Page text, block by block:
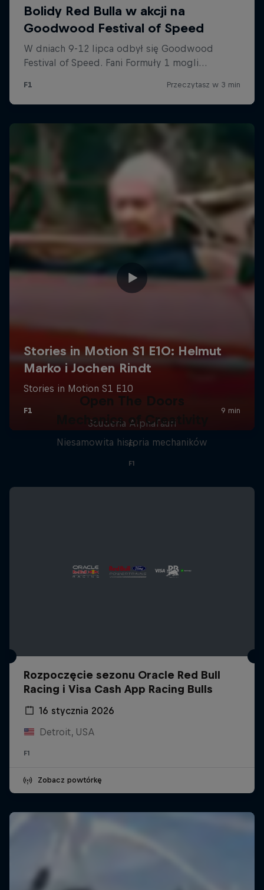
Open The Doors
Scuderia AlphaTauri
F1
Mechanics of Creativity
Niesamowita historia mechaników
F1
Rozpoczęcie sezonu Oracle Red Bull
Racing i Visa Cash App Racing Bulls
16 stycznia 2026
Detroit, USA
F1
Zobacz powtórkę